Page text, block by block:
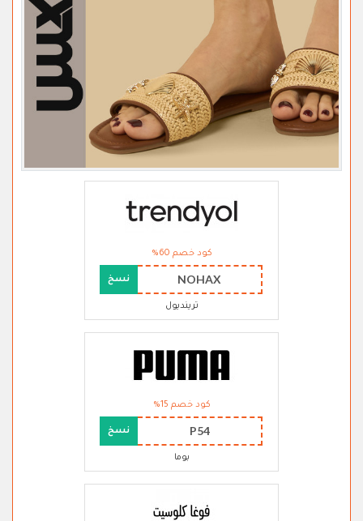
كود خصم 60%
NOHAX نسخ
ترينديول
كود خصم 15%
P54 نسخ
بوما